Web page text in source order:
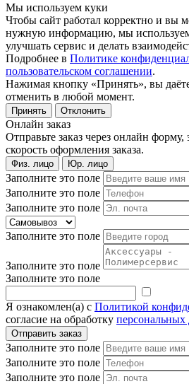
Мы используем куки
Чтобы сайт работал корректно и вы
нужную информацию, мы
улучшать сервис и делать
Подробнее в Политике
пользовательском соглашении.
Нажимая кнопку «Принять», вы
отменить в любой момент.
Принять Отклонить
Онлайн заказ
Отправьте заказ через онлайн
скорость оформления заказа.
Физ. лицо Юр. лицо
Заполните это поле
Заполните это поле
Заполните это поле
Заполните это поле
Заполните это поле
Заполните это поле
Я ознакомлен(а) с Политикой
согласие на обработку
Заполните это поле
Заполните это поле
Заполните это поле